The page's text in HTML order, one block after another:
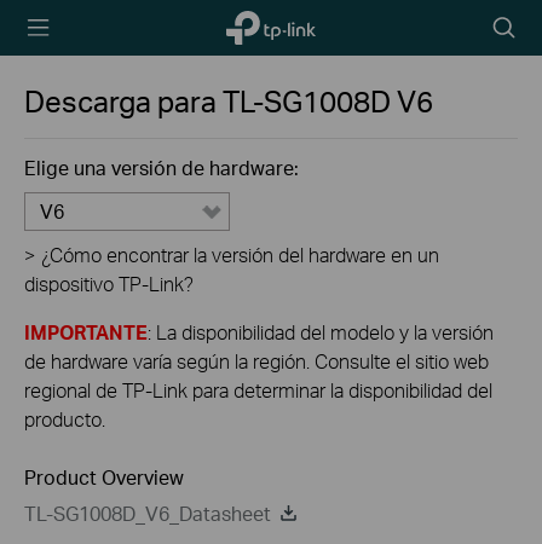
TP-Link,
Reliably
icon
Descarga paraTL-SG1008DV6
Elige una versión de hardware:
V6
> ¿Cómo encontrar la versión del hardware en un
dispositivo TP-Link?
IMPORTANTE: La disponibilidad del modelo y la versión
de hardware varía según la región. Consulte el sitio web
regional de TP-Link para determinar la disponibilidad del
producto.
Product Overview
TL-SG1008D_V6_Datasheet